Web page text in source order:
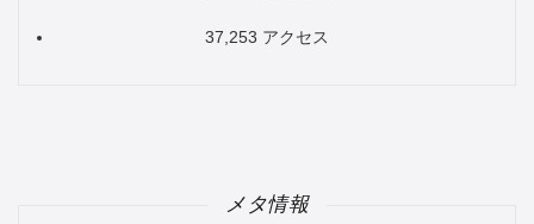
37,253 アクセス
メタ情報